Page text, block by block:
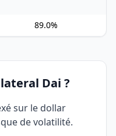
89.0%
Dai ?
sur le dollar
de volatilité.